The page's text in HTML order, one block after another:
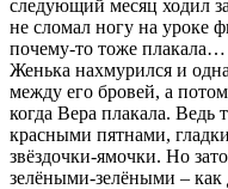
следующий месяц ходил
не сломал ногу на уроке
почему-то тоже плакала…
Женька нахмурился и
между его бровей, а
когда Вера плакала. Ведь
красными пятнами,
звёздочки-ямочки. Но
зелёными-зелёными – как